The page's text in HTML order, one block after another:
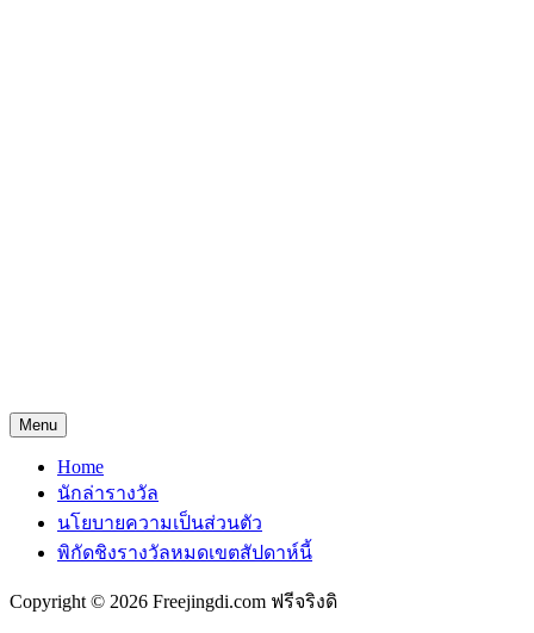
Menu
Home
นักล่ารางวัล
นโยบายความเป็นส่วนตัว
พิกัดชิงรางวัลหมดเขตสัปดาห์นี้
Copyright © 2026 Freejingdi.com ฟรีจริงดิ